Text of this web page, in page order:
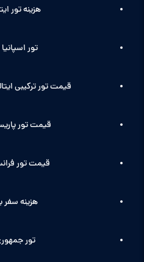
هزینه تور
تور
قیمت تور ترکیبی
قیمت تور
قیمت تور
هزینه سفر
تور